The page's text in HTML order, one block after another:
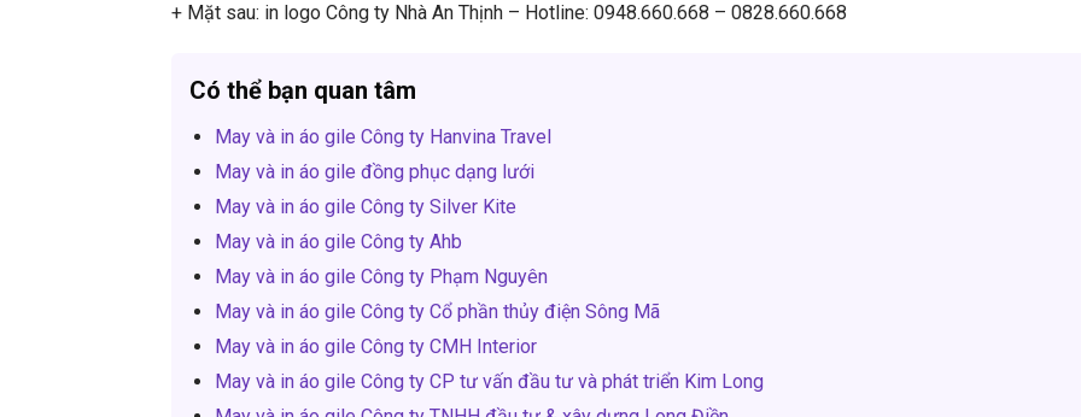
+ Mặt sau: in logo Công ty Nhà An Thịnh – Hotline: 0948.660.668 – 0828.660.668
Có thể bạn quan tâm
May và in áo gile Công ty Hanvina Travel
May và in áo gile đồng phục dạng lưới
May và in áo gile Công ty Silver Kite
May và in áo gile Công ty Ahb
May và in áo gile Công ty Phạm Nguyên
May và in áo gile Công ty Cổ phần thủy điện Sông Mã
May và in áo gile Công ty CMH Interior
May và in áo gile Công ty CP tư vấn đầu tư và phát triển Kim Long